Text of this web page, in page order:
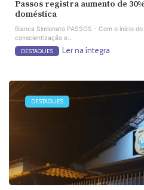
Passos registra aumento de
doméstica
Bianca Simionato PASSOS - Com o início
conscientização e...
DESTAQUES Ler na íntegra
DESTAQUES